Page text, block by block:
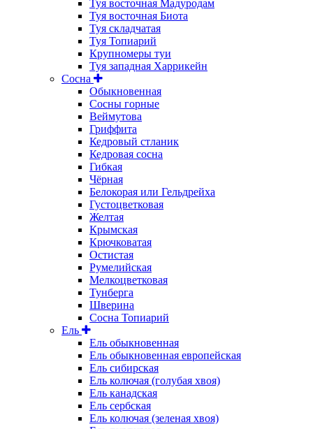
Туя восточная Мадуродам
Туя восточная Биота
Туя складчатая
Туя Топиарий
Крупномеры туи
Туя западная Харрикейн
Сосна
Обыкновенная
Сосны горные
Веймутова
Гриффита
Кедровый стланик
Кедровая сосна
Гибкая
Чёрная
Белокорая или Гельдрейха
Густоцветковая
Желтая
Крымская
Крючковатая
Остистая
Румелийская
Мелкоцветковая
Тунберга
Шверина
Сосна Топиарий
Ель
Ель обыкновенная
Ель обыкновенная европейская
Ель сибирская
Ель колючая (голубая хвоя)
Ель канадская
Ель сербская
Ель колючая (зеленая хвоя)